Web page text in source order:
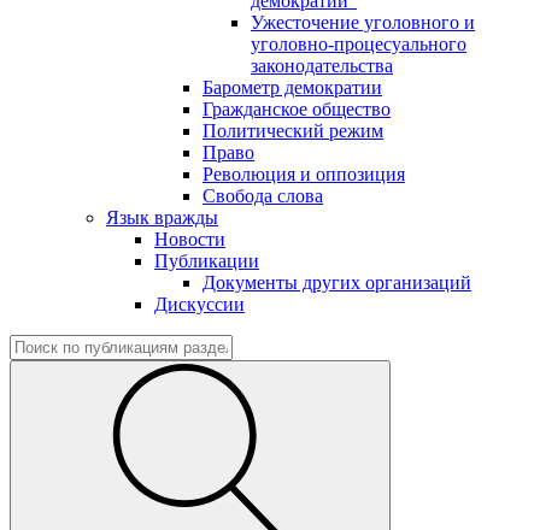
Ужесточение уголовного и
уголовно-процесуального
законодательства
Барометр демократии
Гражданское общество
Политический режим
Право
Революция и оппозиция
Свобода слова
Язык вражды
Новости
Публикации
Документы других организаций
Дискуссии